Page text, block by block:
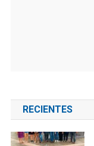
RECIENTES